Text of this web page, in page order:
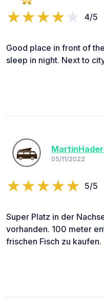
4/5
Good place in front of
sleep in night. Next to
05/11/2022
5/5
Super Platz in der
vorhanden. 100 meter
frischen Fisch zu kaufen.